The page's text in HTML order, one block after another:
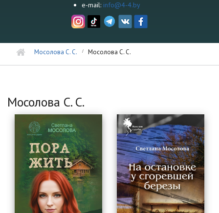
e-mail: info@4-4.by
Мосолова С. С. Мосолова С. С.
Мосолова С. С.